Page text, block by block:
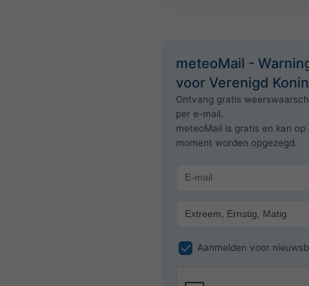
meteoMail -
voor Verenigd
Ontvang gratis
per e-mail.
meteoMail is gratis en kan op
moment worden opgezegd.
Aanmelden voor